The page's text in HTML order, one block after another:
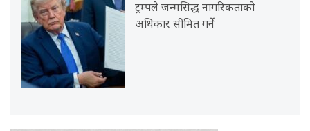
ट्रम्पले जन्मसिद्ध नागरिकताको
अधिकार सीमित गर्ने